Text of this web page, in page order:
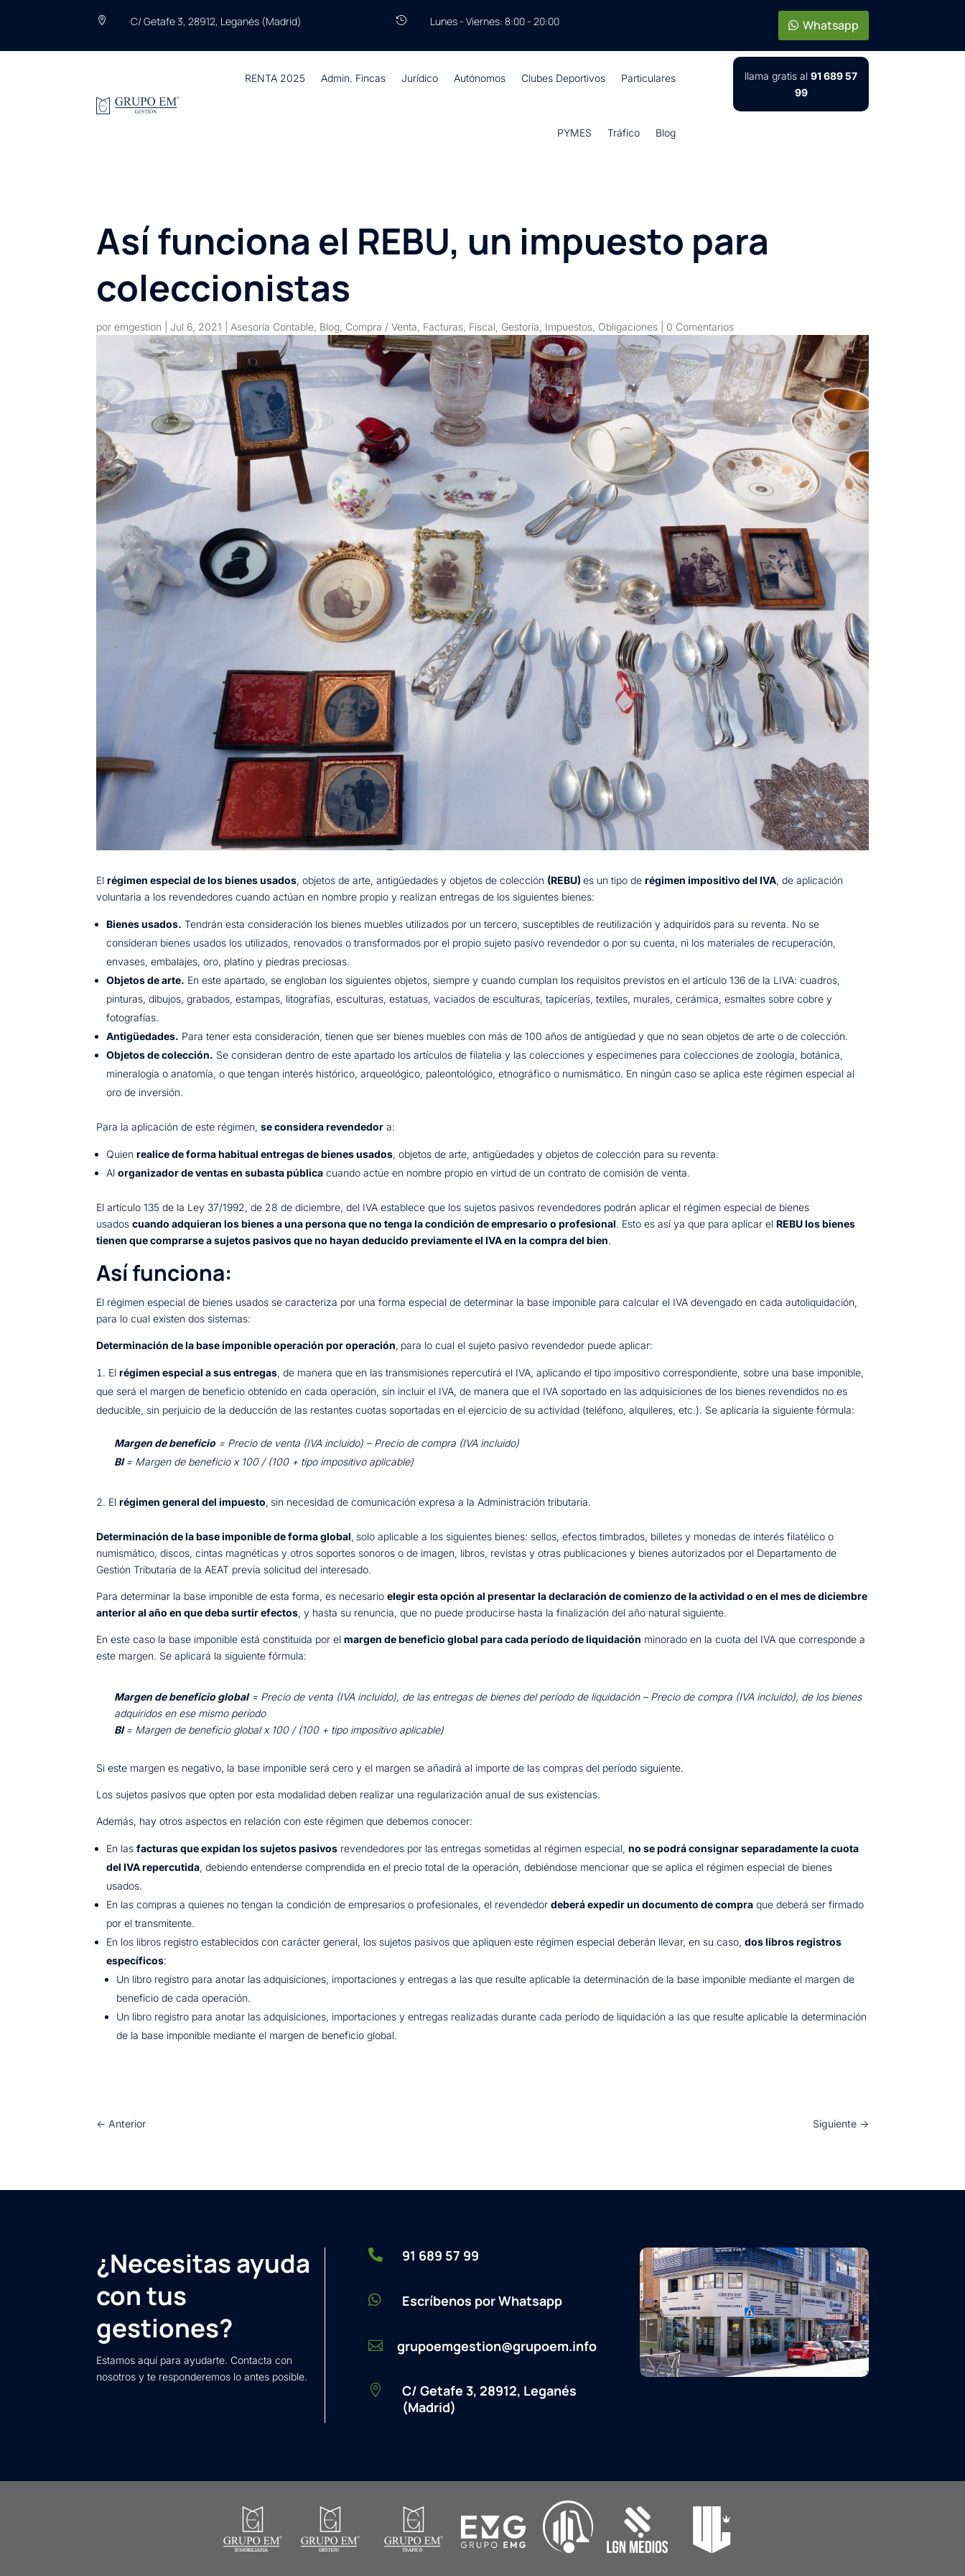
 C/ Getafe 3, 28912, Leganés (Madrid)  Lunes - Viernes: 8:00 - 20:00 Whatsapp
RENTA 2025 Admin. Fincas Jurídico Autónomos Clubes Deportivos Particulares
PYMES Tráfico Blog
llama gratis al91 689 57
99
Así funciona el REBU, un impuesto para
coleccionistas
poremgestion Jul 6, 2021 Asesoría Contable Blog Compra / Venta Facturas Fiscal Gestoría Impuestos Obligaciones 0 Comentarios
Elrégimen especial de los bienes usados, objetos de arte, antigüedades y objetos de colección (REBU)es un tipo derégimen impositivo del IVA, de aplicación
voluntaria a los revendedores cuando actúan en nombre propio y realizan entregas de los siguientes bienes:
Bienes usados. Tendrán esta consideración los bienes muebles utilizados por un tercero, susceptibles de reutilización y adquiridos para su reventa. No se
consideran bienes usados los utilizados, renovados o transformados por el propio sujeto pasivo revendedor o por su cuenta, ni los materiales de recuperación,
envases, embalajes, oro, platino y piedras preciosas.
Objetos de arte. En este apartado, se engloban los siguientes objetos, siempre y cuando cumplan los requisitos previstos en el artículo 136 de la LIVA: cuadros,
pinturas, dibujos, grabados, estampas, litografías, esculturas, estatuas, vaciados de esculturas, tapicerías, textiles, murales, cerámica, esmaltes sobre cobre y
fotografías.
Antigüedades. Para tener esta consideración, tienen que ser bienes muebles con más de 100 años de antigüedad y que no sean objetos de arte o de colección.
Objetos de colección. Se consideran dentro de este apartado los artículos de filatelia y las colecciones y especímenes para colecciones de zoología, botánica,
mineralogía o anatomía, o que tengan interés histórico, arqueológico, paleontológico, etnográfico o numismático. En ningún caso se aplica este régimen especial al
oro de inversión.
Para la aplicación de este régimen,se considera revendedor a:
Quienrealice de forma habitual entregas de bienes usados, objetos de arte, antigüedades y objetos de colección para su reventa.
Alorganizador de ventas en subasta pública cuando actúe en nombre propio en virtud de un contrato de comisión de venta.
El artículo 135 de la Ley 37/1992, de 28 de diciembre, del IVA establece que los sujetos pasivos revendedores podrán aplicar el régimen especial de bienes
usadoscuando adquieran los bienes a una persona que no tenga la condición de empresario o profesional. Esto es así ya que para aplicar el REBU los bienes
tienen que comprarse a sujetos pasivos que no hayan deducido previamente el IVA en la compra del bien.
Así funciona:
El régimen especial de bienes usados se caracteriza por una forma especial de determinar la base imponible para calcular el IVA devengado en cada autoliquidación,
para lo cual existen dos sistemas:
Determinación de la base imponible operación por operación, para lo cual el sujeto pasivo revendedor puede aplicar:
Elrégimen especial a sus entregas, de manera que en las transmisiones repercutirá el IVA, aplicando el tipo impositivo correspondiente, sobre una base imponible,
que será el margen de beneficio obtenido en cada operación, sin incluir el IVA, de manera que el IVA soportado en las adquisiciones de los bienes revendidos no es
deducible, sin perjuicio de la deducción de las restantes cuotas soportadas en el ejercicio de su actividad (teléfono, alquileres, etc.). Se aplicaría la siguiente fórmula:
Margen de beneficio = Precio de venta (IVA incluido) – Precio de compra (IVA incluido)
BI= Margen de beneficio x 100 / (100 + tipo impositivo aplicable)
Elrégimen general del impuesto, sin necesidad de comunicación expresa a la Administración tributaria.
Determinación de la base imponible de forma global, solo aplicable a los siguientes bienes: sellos, efectos timbrados, billetes y monedas de interés filatélico o
numismático, discos, cintas magnéticas y otros soportes sonoros o de imagen, libros, revistas y otras publicaciones y bienes autorizados por el Departamento de
Gestión Tributaria de la AEAT previa solicitud del interesado.
Para determinar la base imponible de esta forma, es necesarioelegir esta opción al presentar la declaración de comienzo de la actividad o en el mes de diciembre
anterior al año en que deba surtir efectos, y hasta su renuncia, que no puede producirse hasta la finalización del año natural siguiente.
En este caso la base imponible está constituida por elmargen de beneficio global para cada período de liquidación minorado en la cuota del IVA que corresponde a
este margen. Se aplicará la siguiente fórmula:
Margen de beneficio global= Precio de venta (IVA incluido), de las entregas de bienes del período de liquidación – Precio de compra (IVA incluido), de los bienes
adquiridos en ese mismo período
BI= Margen de beneficio global x 100 / (100 + tipo impositivo aplicable)
Si este margen es negativo, la base imponible será cero y el margen se añadirá al importe de las compras del período siguiente.
Los sujetos pasivos que opten por esta modalidad deben realizar una regularización anual de sus existencias.
Además, hay otros aspectos en relación con este régimen que debemos conocer:
En lasfacturas que expidan los sujetos pasivos revendedores por las entregas sometidas al régimen especial,no se podrá consignar separadamente la cuota
del IVA repercutida, debiendo entenderse comprendida en el precio total de la operación, debiéndose mencionar que se aplica el régimen especial de bienes
usados.
En las compras a quienes no tengan la condición de empresarios o profesionales, el revendedordeberá expedir un documento de compra que deberá ser firmado
por el transmitente.
En los libros registro establecidos con carácter general, los sujetos pasivos que apliquen este régimen especial deberán llevar, en su caso,dos libros registros
específicos:
Un libro registro para anotar las adquisiciones, importaciones y entregas a las que resulte aplicable la determinación de la base imponible mediante el margen de
beneficio de cada operación.
Un libro registro para anotar las adquisiciones, importaciones y entregas realizadas durante cada período de liquidación a las que resulte aplicable la determinación
de la base imponible mediante el margen de beneficio global.
← Anterior Siguiente→
¿Necesitas ayuda
con tus
gestiones?
Estamos aquí para ayudarte. Contacta con
nosotros y te responderemos lo antes posible.
 91 689 57 99
 Escríbenos por Whatsapp
 grupoemgestion@grupoem.info

C/ Getafe 3, 28912, Leganés
(Madrid)